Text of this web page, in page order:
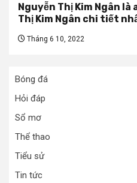
Nguyễn Thị Kim Ngân là
Thị Kim Ngân chi tiết
Tháng 6 10, 2022
Bóng đá
Hỏi đáp
Sổ mơ
Thể thao
Tiểu sử
Tin tức